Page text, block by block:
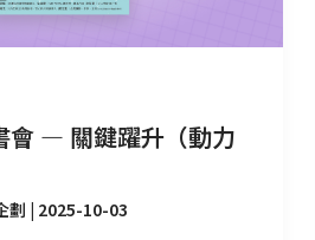
會 — 關鍵躍升（動力
劃 | 2025-10-03